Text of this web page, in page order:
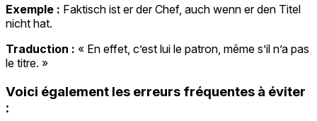
Exemple : Faktisch ist er der Chef, auch wenn er den Titel
nicht hat.
Traduction : « En effet, c’est lui le patron, même s’il n’a pas
le titre. »
Voici également les erreurs fréquentes à éviter
: